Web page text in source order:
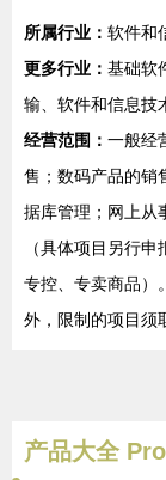
所属行业： 软件和
更多行业： 基础软
输、软件和信息技
经营范围： 一般经
售；数码产品的销
据库管理；网上从
（具体项目另行
专控、专卖商品）
外，限制的项目须
产品大全